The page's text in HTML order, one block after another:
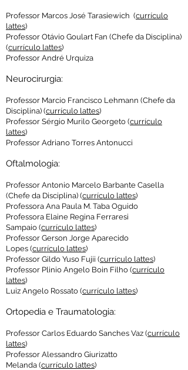
Professor Marcos José Tarasiewich (currículo
lattes)
Professor Otávio Goulart Fan (Chefe da Disciplina)
(currículo lattes)
Professor André Urquiza
Neurocirurgia:
Professor Marcio Francisco Lehmann (Chefe da
Disciplina) (currículo lattes)
Professor Sérgio Murilo Georgeto (currículo
lattes)
Professor Adriano Torres Antonucci
Oftalmologia:
Professor Antonio Marcelo Barbante Casella
(Chefe da Disciplina) (currículo lattes)
Professora Ana Paula M. Taba Oguido
Professora Elaine Regina Ferraresi
Sampaio (currículo lattes)
Professor Gerson Jorge Aparecido
Lopes (currículo lattes)
Professor Gildo Yuso Fujii (currículo lattes)
Professor Plinio Angelo Boin Filho (currículo
lattes)
Luiz Angelo Rossato (currículo lattes)
Ortopedia e Traumatologia:
Professor Carlos Eduardo Sanches Vaz (currículo
lattes)
Professor Alessandro Giurizatto
Melanda (currículo lattes)